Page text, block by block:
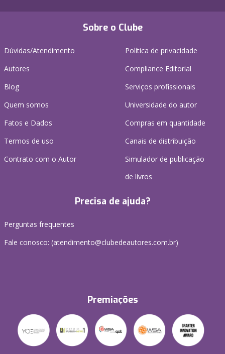
Sobre o Clube
Dúvidas/Atendimento
Autores
Blog
Quem somos
Fatos e Dados
Termos de uso
Contrato com o Autor
Política de privacidade
Compliance Editorial
Serviços profissionais
Universidade do autor
Compras em quantidade
Canais de distribuição
Simulador de publicação
de livros
Precisa de ajuda?
Perguntas frequentes
Fale conosco: (atendimento@clubedeautores.com.br)
Premiações